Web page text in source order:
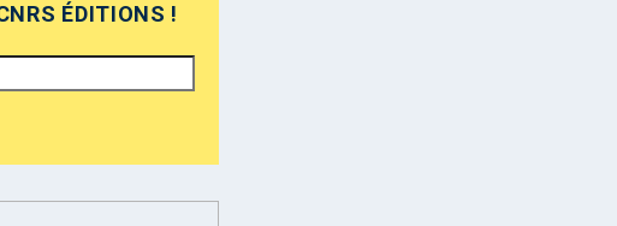
ÉDITIONS !